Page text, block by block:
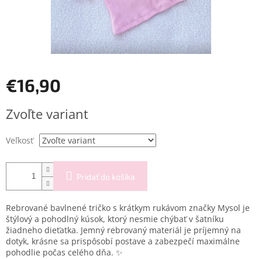
€16,90
cena:
Zvoľte variant
Veľkosť
Pridať do košíka
Rebrované bavlnené tričko s krátkym rukávom značky Mysol je
štýlový a pohodlný kúsok, ktorý nesmie chýbať v šatníku
žiadneho dieťatka. Jemný rebrovaný materiál je príjemný na
dotyk, krásne sa prispôsobí postave a zabezpečí maximálne
pohodlie počas celého dňa. ✨